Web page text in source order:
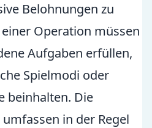
Belohnungen zu
Operation müssen
Aufgaben erfüllen,
Spielmodi oder
beinhalten. Die
in der Regel